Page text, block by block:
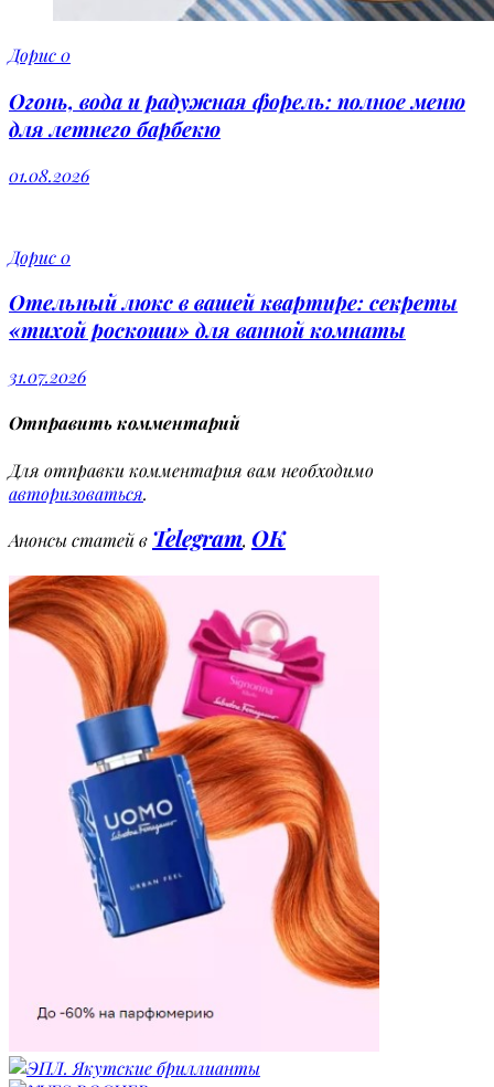
Дорис0
Огонь, вода и радужная форель: полное меню
для летнего барбекю
01.08.2026
Дорис0
Отельный люкс в вашей квартире: секреты
«тихой роскоши» для ванной комнаты
31.07.2026
Отправить комментарий
Для отправки комментария вам необходимо
авторизоваться.
Анонсы статей в Telegram, OK